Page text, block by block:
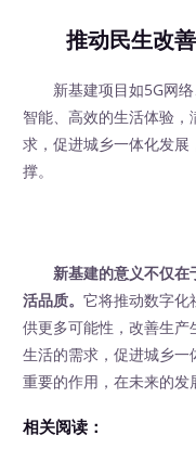
推动民生改善
新基建项目如5G网络
智能、高效的生活体验
求，促进城乡一体化发
撑。
新基建的意义不仅在
活品质。它将推动数字化
供更多可能性，改善生
生活的需求，促进城乡
重要的作用，在未来的发
相关阅读：